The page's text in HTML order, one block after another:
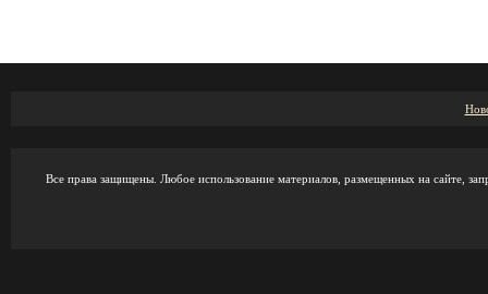
Все права защищены. Любое использование материалов, размещенных на сайте,